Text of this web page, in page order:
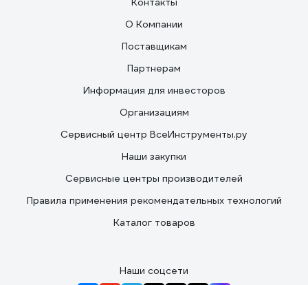
О Компании
Поставщикам
Партнерам
Информация для инвесторов
Организациям
Сервисный центр ВсеИнструменты.ру
Наши закупки
Сервисные центры производителей
Правила применения рекомендательных технологий
Каталог товаров
Наши соцсети